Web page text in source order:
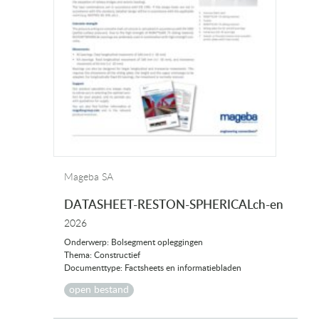
Mageba SA
DATASHEET-RESTON-SPHERICALch-en
2026
Onderwerp: Bolsegment opleggingen
Thema: Constructief
Documenttype: Factsheets en informatiebladen
open bestand